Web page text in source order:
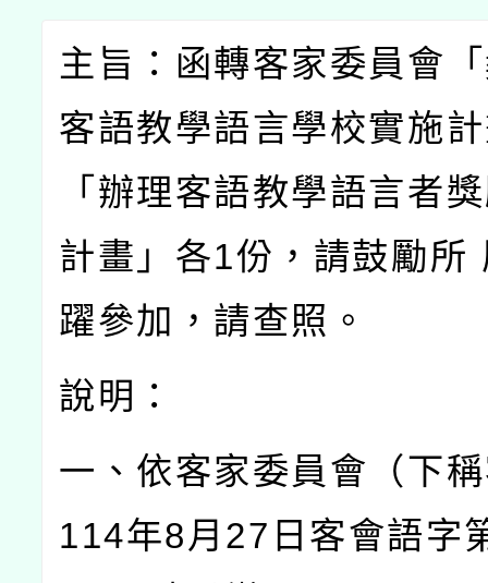
主旨：函轉客家委員會
客語教學語言學校實施
「辦理客語教學語言者
計畫」各1份，請鼓勵所
躍參加，請查照。
說明：
一、依客家委員會（下
114年8月 27 日客會語字